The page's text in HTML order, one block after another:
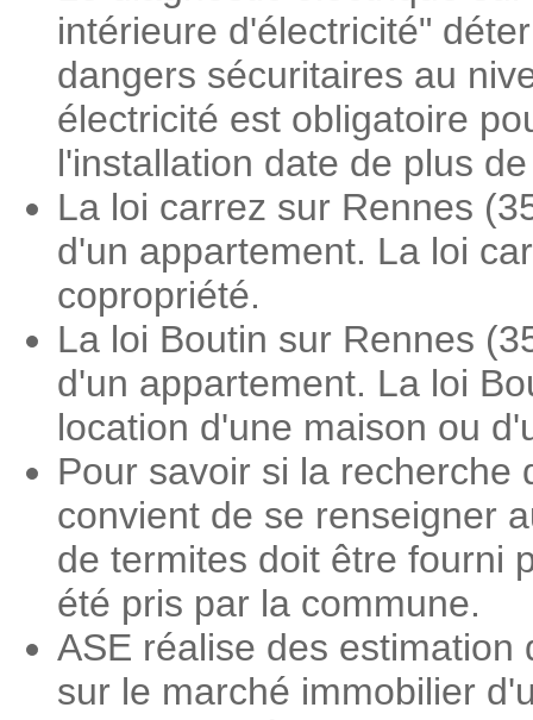
intérieure d'électricité"
dangers sécuritaires au
électricité est obligatoire
l'installation date de plus
La loi carrez sur Rennes
d'un appartement. La loi
copropriété.
La loi Boutin sur Rennes
d'un appartement. La loi
location d'une maison ou
Pour savoir si la recherche
convient de se renseigner
de termites doit être fourni
été pris par la commune.
ASE réalise des
sur le marché immobilier